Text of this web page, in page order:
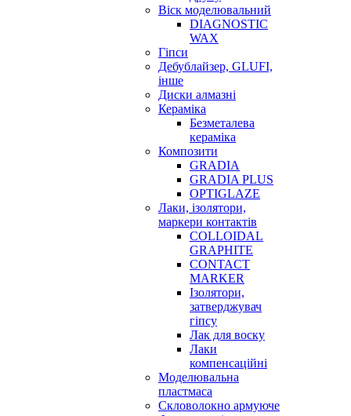
Віск моделювальний
DIAGNOSTIC
WAX
Гіпси
Дебублайзер, GLUFI,
інше
Диски алмазні
Кераміка
Безметалева
кераміка
Композити
GRADIA
GRADIA PLUS
OPTIGLAZE
Лаки, ізолятори,
маркери контактів
COLLOIDAL
GRAPHITE
CONTACT
MARKER
Ізолятори,
затверджувач
гіпсу
Лак для воску
Лаки
компенсаційні
Моделювальна
пластмаса
Скловолокно армуюче